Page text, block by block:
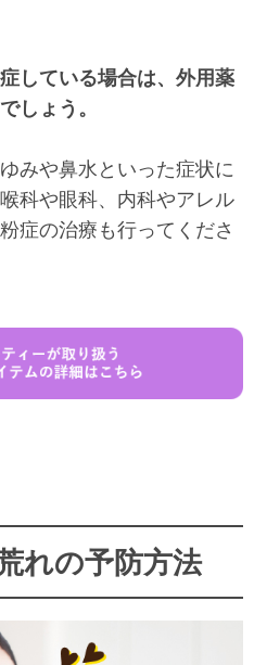
している場合は、外用薬
しょう。
みや鼻水といった症状に
科や眼科、内科やアレル
症の治療も行ってくださ
れの予防方法